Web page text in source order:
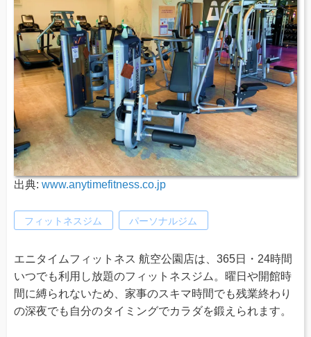
出典: www.anytimefitness.co.jp
フィットネスジム パーソナルジム
エニタイムフィットネス 航空公園店は、365日・24時間
いつでも利用し放題のフィットネスジム。曜日や開館時
間に縛られないため、家事のスキマ時間でも残業終わり
の深夜でも自分のタイミングでカラダを鍛えられます。